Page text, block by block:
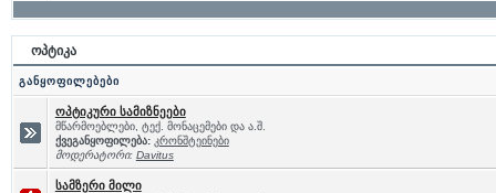
ოპტიკა
განყოფილებები
ოპტიკური სამიზნეები
მწარმოებლები, ტექ. მონაცემები და ა.შ.
ქვეგანყოფილება: კრონშტეინები
მოდერატორი: Davitus
სამზერი მილი